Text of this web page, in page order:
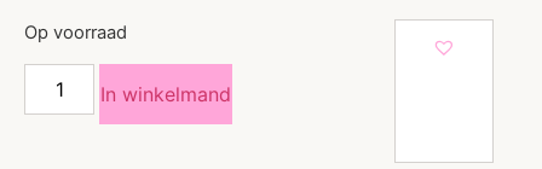
Op voorraad
In winkelmand